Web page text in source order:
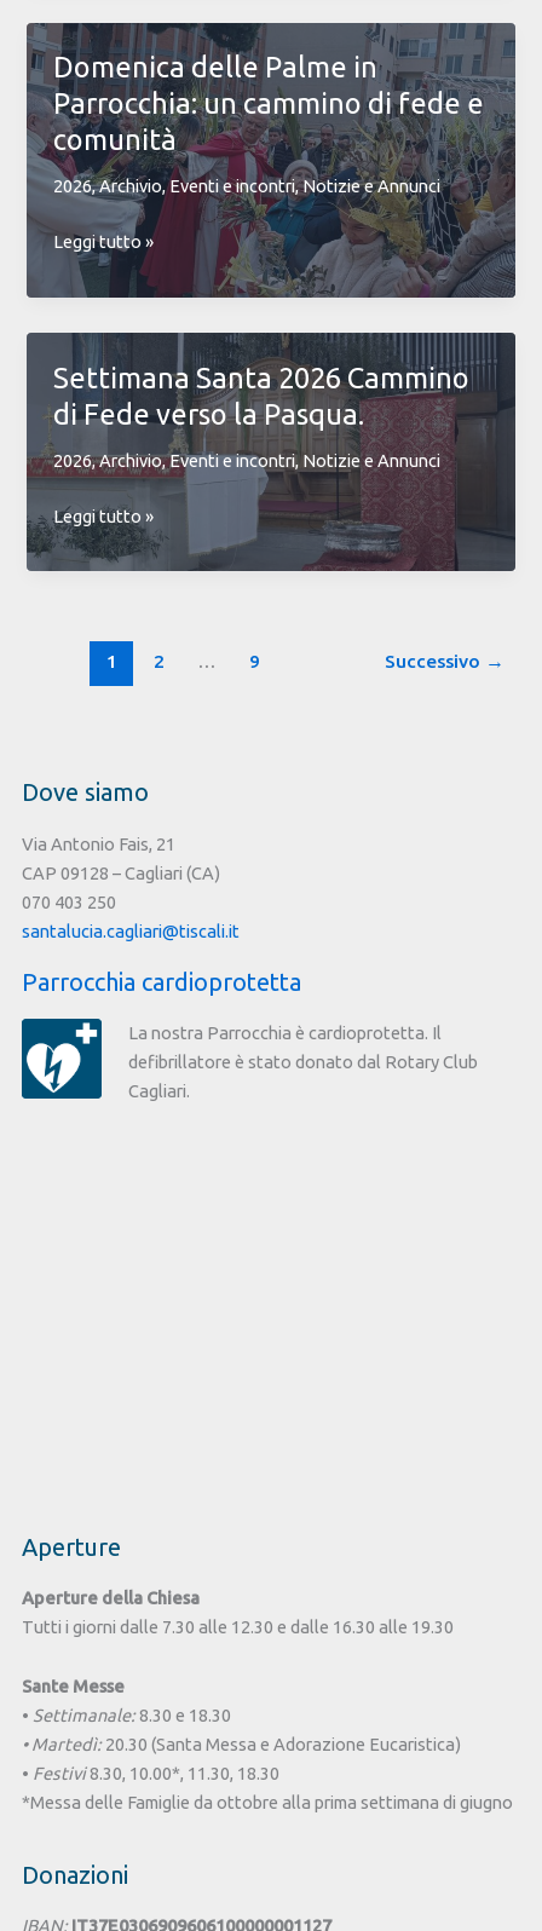
alla
gioia
della
Risurrezione;
Il
Triduo
Pasquale
vissuto
nella
comunità
Domenica delle Palme in
Parrocchia: un cammino di fede e
comunità
2026,Archivio,Eventi e incontri,Notizie e Annunci
Domenica
delle
Palme
un
cammino
di
fede
comunità
Leggi tutto »
Settimana Santa 2026 Cammino
di Fede verso la Pasqua.
2026,Archivio,Eventi e incontri,Notizie e Annunci
Settimana
Santa
2026
verso
Leggi tutto »
1 2 … 9 Successivo →
Dove siamo
Via Antonio Fais, 21
CAP 09128 – Cagliari (CA)
070 403 250
santalucia.cagliari@tiscali.it
Parrocchia cardioprotetta
La nostra Parrocchia è cardioprotetta. Il
defibrillatore è stato donato dal Rotary Club
Cagliari.
Aperture
Aperture della Chiesa
Tutti i giorni dalle 7.30 alle 12.30 e dalle 16.30 alle 19.30
Sante Messe
• Settimanale:8.30 e 18.30
• Martedì:20.30 (Santa Messa e Adorazione Eucaristica)
• Festivi8.30, 10.00*, 11.30, 18.30
*Messa delle Famiglie da ottobre alla prima settimana di giugno
Donazioni
IBAN: IT37E0306909606100000001127